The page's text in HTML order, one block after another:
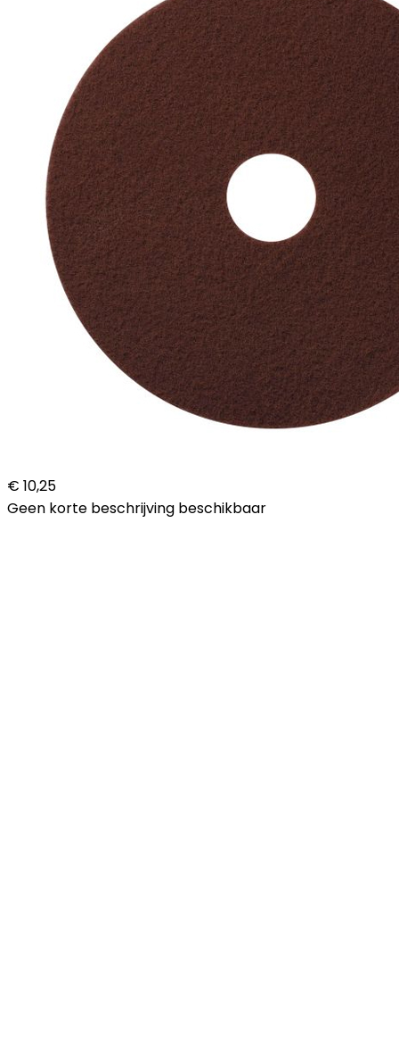
€ 10,25
Geen korte beschrijving beschikbaar